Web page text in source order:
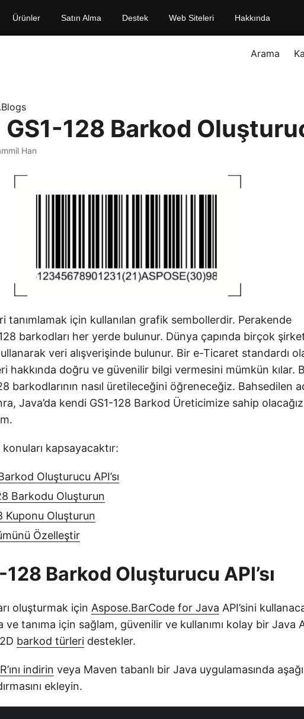
Ürünler Satın Alma Destek Web Siteleri Hakkında
Arama
GS1-128 Barkod
Han
tanımlamak için kullanılan grafik sembollerdir. Perakende
barkodları her yerde bulunur. Dünya çapında birçok
veri alışverişinde bulunur. Bir e-Ticaret standardı
hakkında doğru ve güvenilir bilgi vermesini mümkün kılar.
barkodlarının nasıl üretileceğini öğreneceğiz. Bahsedilen
Java’da kendi GS1-128 Barkod Üreticimize sahip
kapsayacaktır:
Oluşturucu API’sı
Barkodu Oluşturun
Kuponu Oluşturun
Özelleştir
128 Barkod Oluşturucu API’sı
oluşturmak için Aspose.BarCode for Java API’sini
tanıma için sağlam, güvenilir ve kullanımı kolay bir Java
barkod türleri destekler.
indirin veya Maven tabanlı bir Java uygulamasında
ekleyin.